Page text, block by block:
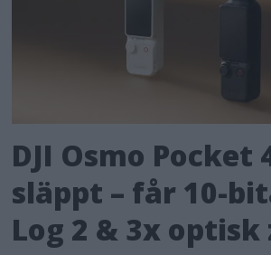
DJI Osmo Pocket
släppt – får 10-
Log 2 & 3x optisk